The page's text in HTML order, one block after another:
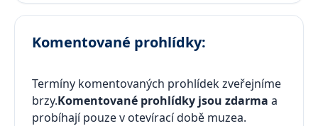
Komentované prohlídky:
Termíny komentovaných prohlídek zveřejníme
brzy.Komentované prohlídky jsou zdarma a
probíhají pouze v otevírací době muzea.